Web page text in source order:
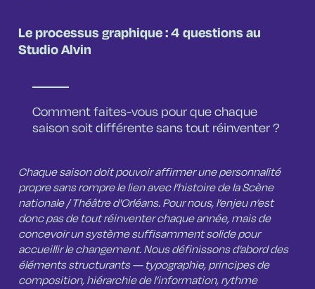
Le processus graphique : 4 questions au
Studio Alvin
Comment faites-vous pour que chaque
saison soit différente sans tout réinventer ?
Chaque saison doit pouvoir affirmer une personnalité
propre sans rompre le lien avec l’histoire de la Scène
nationale / Théâtre d'Orléans. Pour nous, l’enjeu n’est
donc pas de tout réinventer chaque année, mais de
concevoir un système suffisamment solide pour
accueillir le changement. Nous définissons d’abord des
éléments structurants — typographie, principes de
composition, hiérarchie de l’information, rythme